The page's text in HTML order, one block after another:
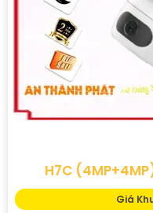
H7C
Giá